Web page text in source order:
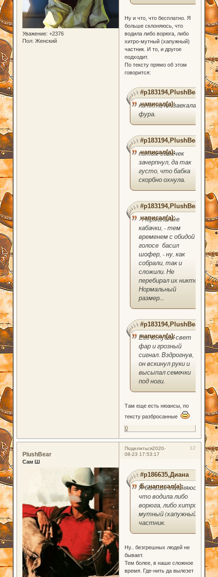
Уважение: +2376
Пол: Женский
Ну и что, что бесплатно. Я
больше склоняюсь, что
водила либо ворюга, либо
хитро-мутный (хапужный)
частник. И то, и другое
подходит.
По тексту прямо об этом
говорится:
#p183194,PlushBear
написал(а):
на пятачок заехала
фура.
#p183194,PlushBear
написал(а):
потом семечек
зачерпнул, да так
густо, что бабка
скорбно охнула.
#p183194,PlushBear
написал(а):
- Нормальные
кабачки, - тем
временем с обидой в
голосе басил
шофер, - ну, как
собрали, так и
сложили. Не
перебирал их никто.
Нормальный
размер...
#p183194,PlushBear
написал(а):
Его испугал свет
фар и грозный
сигнал. Вздрогнув,
он вскинул руки и
высыпал семечки
под ноги.
Там еще есть нюансы, по
тексту разбросанные
0
Поделиться 12
2020-
08-23 17:53:17
PlushBear
Сам Ш
#p186635,Диана
Б. написал(а):
Я больше склоняюсь,
что водила либо
ворюга, либо хитро-
мутный (хапужный)
частник.
Ну.. безгрешных людей не
бывает.
Тем более, в наше сложное
время. Где-нить да вылезет